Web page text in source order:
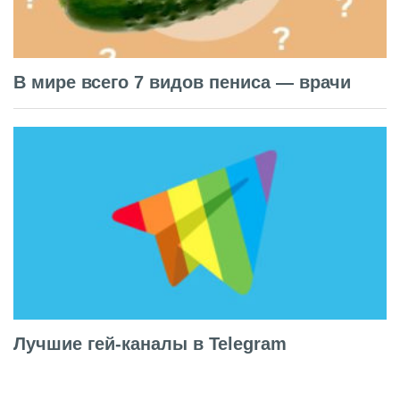
В мире всего 7 видов пениса — врачи
Лучшие гей-каналы в Telegram